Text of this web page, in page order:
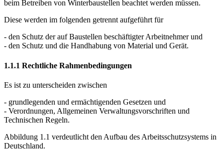
beim Betreiben von Winterbaustellen beachtet werden müssen.
Diese werden im folgenden getrennt aufgeführt für
- den Schutz und die Handhabung von Material und Gerät.
1.1.1 Rechtliche Rahmenbedingungen
Es ist zu unterscheiden zwischen
- grundlegenden und ermächtigenden Gesetzen und
Technischen Regeln.